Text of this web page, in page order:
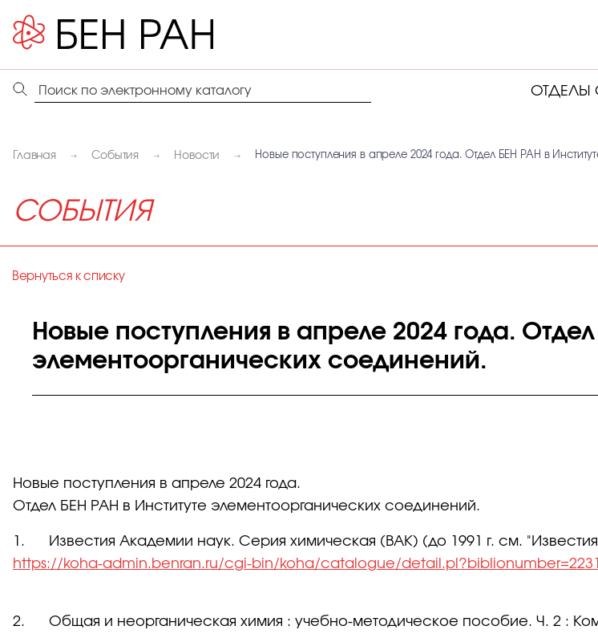
ОТДЕЛЫ
Главная События Новости Новые поступления в апреле 2024 года. Отдел БЕН РАН в
СОБЫТИЯ
Вернуться к списку
Новые поступления в апреле 2024 года.
элементоорганических соединений.
Новые поступления в апреле 2024 года.
Отдел БЕН РАН в Институте элементоорганических соединений.
1. Известия Академии наук. Серия химическая (ВАК) (до 1991 г. см.
https://koha-admin.benran.ru/cgi-bin/koha/catalogue/
2. Общая и неорганическая химия : учебно-методическое пособие. Ч. 2 :